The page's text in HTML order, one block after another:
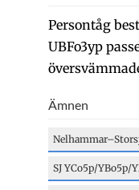
Persontåg
UBFo3yp
Ämnen
SJ YCo5p/YBo5p/